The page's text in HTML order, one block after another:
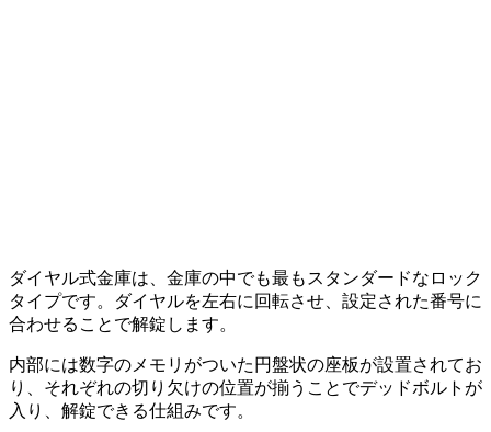
ダイヤル式金庫は、金庫の中でも最もスタンダードなロック
タイプです。ダイヤルを左右に回転させ、設定された番号に
合わせることで解錠します。
内部には数字のメモリがついた円盤状の座板が設置されてお
り、それぞれの切り欠けの位置が揃うことでデッドボルトが
入り、解錠できる仕組みです。